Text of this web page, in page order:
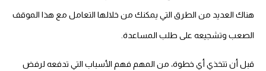
هناك العديد من الطرق التي يمكنك من خلالها التعامل مع هذا الموقف
الصعب وتشجيعه على طلب المساعدة.
قبل أن تتخذي أي خطوة، من المهم فهم الأسباب التي تدفعه لرفض